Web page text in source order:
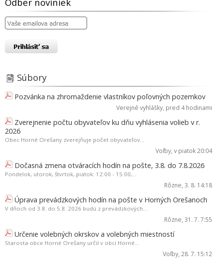
Súbory
Pozvánka na zhromaždenie vlastníkov poľovných pozemkov
Verejné vyhlášky, pred 4 hodinami
Zverejnenie počtu obyvateľov ku dňu vyhlásenia volieb v r.
2026
Obec Horné Orešany zverejňuje počet obyvateľov...
Voľby, v piatok 20:04
Dočasná zmena otváracích hodín na pošte, 3.8. do 7.8.2026
Pondelok, utorok, štvrtok, piatok: 12:00 - 15:00,...
Rôzne, 3. 8. 14:18
Úprava prevádzkových hodín na pošte v Horných Orešanoch
V dňoch od 3.8. do 5.8. 2026 budú z prevádzkových...
Rôzne, 31. 7. 7:55
Určenie volebných okrskov a volebných miestností
Starosta obce Horné Orešany určil v obci Horné...
Voľby, 28. 7. 15:12